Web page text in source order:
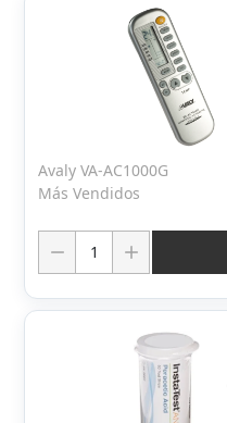
Avaly VA-AC1000G
Más Vendidos